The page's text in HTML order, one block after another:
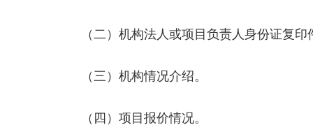
（二）机构法人或项目负责人身份证复印
（三）机构情况介绍。
（四）项目报价情况。